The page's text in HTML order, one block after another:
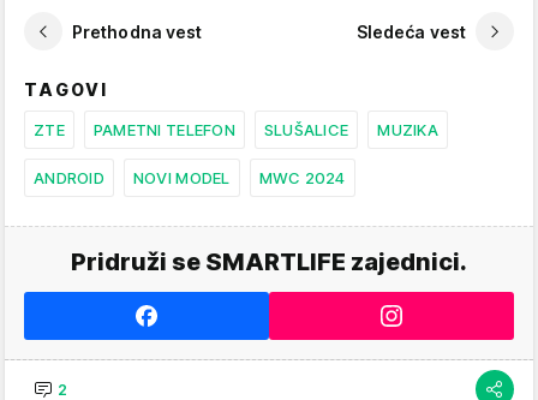
Prethodna vest Sledeća vest
TAGOVI
ZTE PAMETNI TELEFON SLUŠALICE MUZIKA
ANDROID NOVI MODEL MWC 2024
Pridruži se SMARTLIFE zajednici.
2